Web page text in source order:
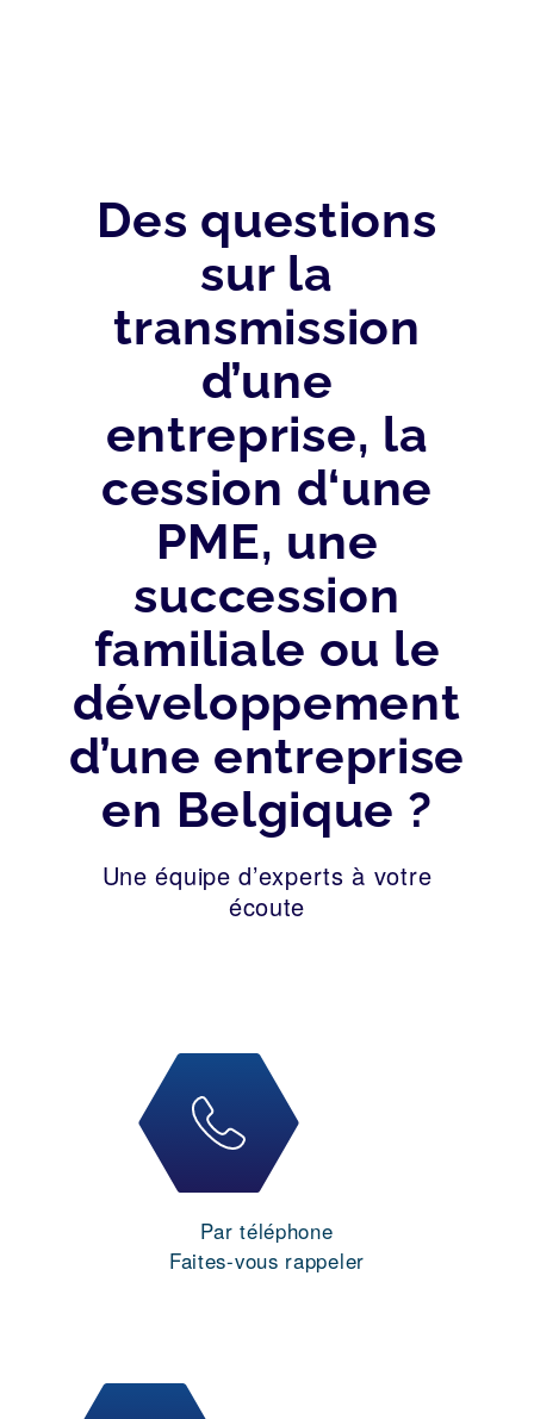
Des questions
sur la
transmission
d’une
entreprise, la
cession d‘une
PME, une
succession
familiale ou le
développement
d’une entreprise
en Belgique ?
Une équipe d’experts à votre
écoute
Par téléphone
Faites-vous rappeler